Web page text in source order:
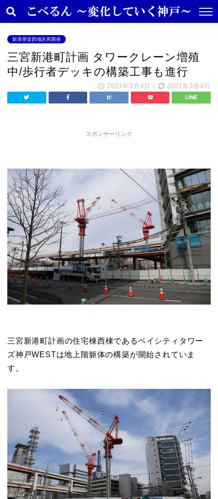
新港突堤西地区再開発
三宮新港町計画 タワークレーン増殖
中/歩行者デッキの構築工事も進行
2021年3月4日 / 2021年3月4日
スポンサーリンク
三宮新港町計画の住宅棟西棟であるベイシティタワー
ズ神戸WESTは地上階躯体の構築が開始されていま
す。